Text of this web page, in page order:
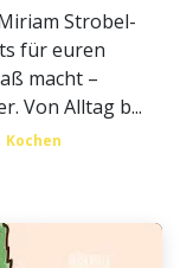
Strobel-
für euren
macht –
Von Alltag b...
Kochen